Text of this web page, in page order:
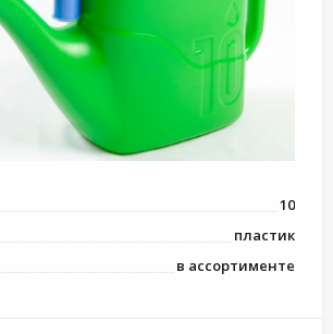
10
пластик
в ассортименте